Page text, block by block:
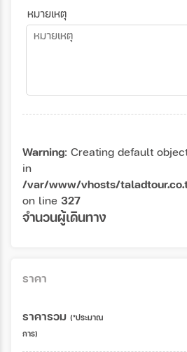
หมายเหตุ
Warning: Creating default
in
/var/www/vhosts/
on line 327
จำนวนผู้เดินทาง
ราคา
ราคารวม (*ประมาณ
การ)